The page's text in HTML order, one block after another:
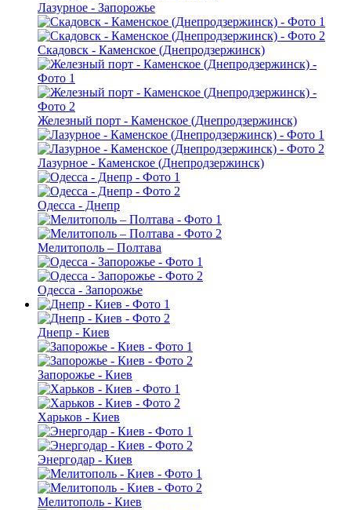
Лазурное - Запорожье
Скадовск - Каменское (Днепродзержинск)
Железный порт - Каменское (Днепродзержинск)
Лазурное - Каменское (Днепродзержинск)
Одесса - Днепр
Мелитополь – Полтава
Одесса - Запорожье
Днепр - Киев
Запорожье - Киев
Харьков - Киев
Энергодар - Киев
Мелитополь - Киев